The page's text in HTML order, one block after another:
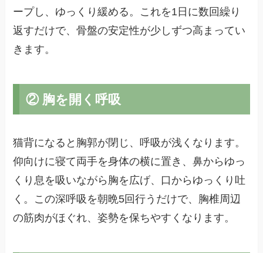
ープし、ゆっくり緩める。これを1日に数回繰り
返すだけで、骨盤の安定性が少しずつ高まってい
きます。
② 胸を開く呼吸
猫背になると胸郭が閉じ、呼吸が浅くなります。
仰向けに寝て両手を身体の横に置き、鼻からゆっ
くり息を吸いながら胸を広げ、口からゆっくり吐
く。この深呼吸を朝晩5回行うだけで、胸椎周辺
の筋肉がほぐれ、姿勢を保ちやすくなります。